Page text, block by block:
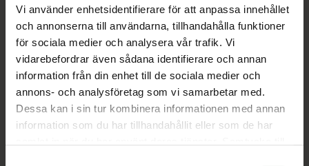
Vi använder enhetsidentifierare för att anpassa innehållet
och annonserna till användarna, tillhandahålla funktioner
för sociala medier och analysera vår trafik. Vi
vidarebefordrar även sådana identifierare och annan
information från din enhet till de sociala medier och
annons- och analysföretag som vi samarbetar med.
Dessa kan i sin tur kombinera informationen med annan
information som du har tillhandahållit eller som de har
Kategorier:
HudvårdHårvårdInpackning och hårkurer
KroppsvårdReseförpackningar
ReseförpackningarVegansk hårvård
Veganska produkter